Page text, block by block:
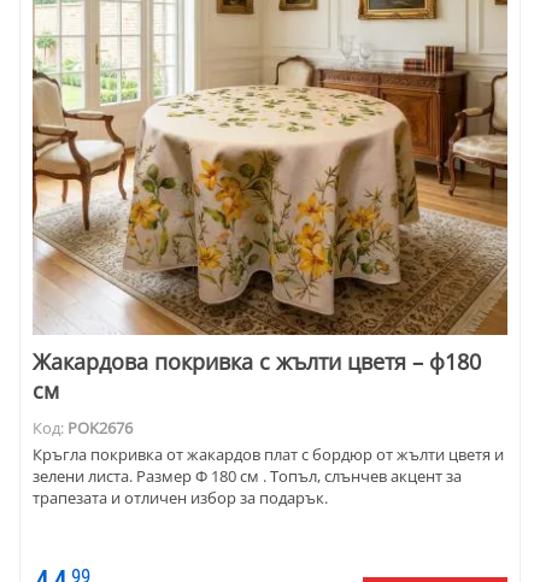
Жакардова покривка с жълти цветя – ф180
см
Код: POK2676
Кръгла покривка от жакардов плат с бордюр от жълти цветя и
зелени листа. Размер Ф 180 см . Топъл, слънчев акцент за
трапезата и отличен избор за подарък.
99